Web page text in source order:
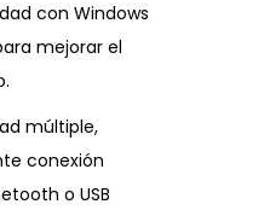
con Windows
mejorar el
múltiple,
conexión
o USB